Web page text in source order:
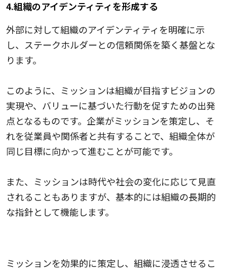
4.組織のアイデンティティを形成する
外部に対して組織のアイデンティティを明確に示
し、ステークホルダーとの信頼関係を築く基盤とな
ります。
このように、ミッションは組織が目指すビジョンの
実現や、バリューに基づいた行動を促すための出発
点となるものです。企業がミッションを策定し、そ
れを従業員や関係者と共有することで、組織全体が
同じ目標に向かって進むことが可能です。
また、ミッションは時代や社会の変化に応じて見直
されることもありますが、基本的には組織の長期的
な指針として機能します。
ミッションを効果的に策定し、組織に浸透させるこ